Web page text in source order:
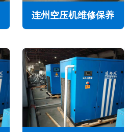
连州空压机维修保养